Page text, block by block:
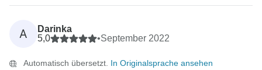
A
Darinka
5,0
•September 2022
Automatisch übersetzt. In Originalsprache ansehen